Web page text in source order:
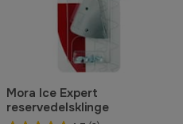
Mora Ice Expert
reservedelsklinge